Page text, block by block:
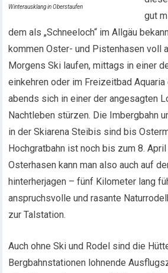
Winterausklang in Oberstaufen
gut
dem als „Schneeloch“ im Allgäu
kommen Oster- und Pistenhasen voll
Morgens Ski laufen, mittags in einer
einkehren oder im Freizeitbad Aquaria
abends sich in einer der angesagten
Nachtleben stürzen. Die Imbergbahn
in der Skiarena Steibis sind bis
Hochgratbahn ist noch bis zum 8.
Osterhasen kann man also auch auf
hinterherjagen – fünf Kilometer lang
anspruchsvolle und rasante
zur Talstation.
Auch ohne Ski und Rodel sind die
Bergbahnstationen lohnende